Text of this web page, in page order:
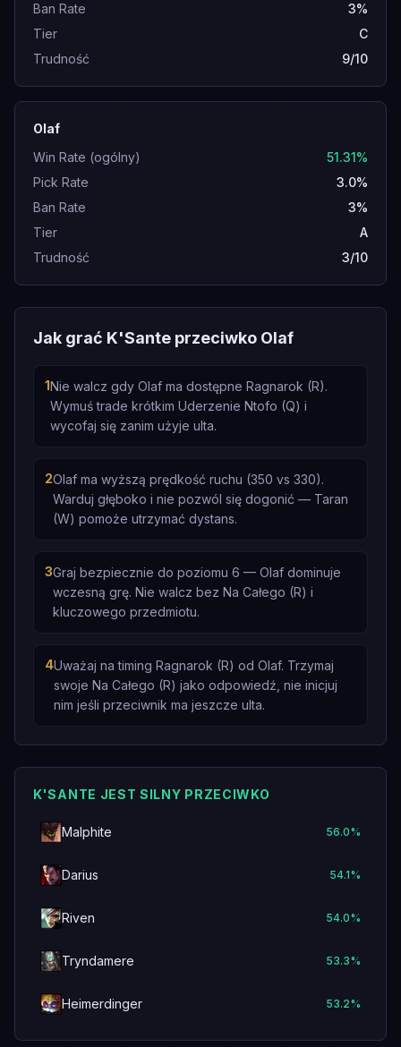
Ban Rate
3%
Tier
C
Trudność
9/10
Olaf
Win Rate (ogólny)
51.31%
Pick Rate
3.0%
Ban Rate
3%
Tier
A
Trudność
3/10
Jak grać K'Sante przeciwko Olaf
1Nie walcz gdy Olaf ma dostępne Ragnarok (R).
Wymuś trade krótkim Uderzenie Ntofo (Q) i
wycofaj się zanim użyje ulta.
2Olaf ma wyższą prędkość ruchu (350 vs 330).
Warduj głęboko i nie pozwól się dogonić — Taran
(W) pomoże utrzymać dystans.
3Graj bezpiecznie do poziomu 6 — Olaf dominuje
wczesną grę. Nie walcz bez Na Całego (R) i
kluczowego przedmiotu.
4Uważaj na timing Ragnarok (R) od Olaf. Trzymaj
swoje Na Całego (R) jako odpowiedź, nie inicjuj
nim jeśli przeciwnik ma jeszcze ulta.
K'SANTE JEST SILNY PRZECIWKO
Malphite 56.0%
Darius 54.1%
Riven 54.0%
Tryndamere 53.3%
Heimerdinger 53.2%